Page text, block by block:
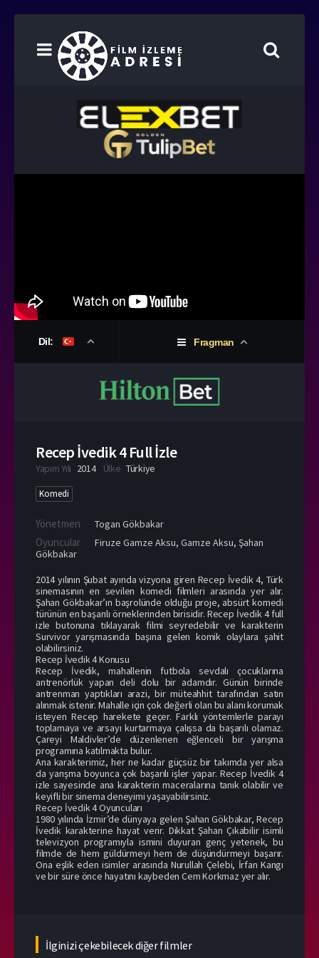
Dil: Fragman
Recep İvedik 4 Full İzle
Yapım Yılı 2014 Ülke Türkiye
Komedi
Yönetmen Togan Gökbakar
Oyuncular Firuze Gamze Aksu, Gamze Aksu, Şahan
Gökbakar
2014 yılının Şubat ayında vizyona giren Recep İvedik 4, Türk
sinemasının en sevilen komedi filmleri arasında yer alır.
Şahan Gökbakar’ın başrolünde olduğu proje, absürt komedi
türünün en başarılı örneklerinden birisidir. Recep İvedik 4 full
izle butonuna tıklayarak filmi seyredebilir ve karakterin
Survivor yarışmasında başına gelen komik olaylara şahit
olabilirsiniz.
Recep İvedik 4 Konusu
Recep İvedik, mahallenin futbola sevdalı çocuklarına
antrenörlük yapan deli dolu bir adamdır. Günün birinde
antrenman yaptıkları arazi, bir müteahhit tarafından satın
alınmak istenir. Mahalle için çok değerli olan bu alanı korumak
isteyen Recep harekete geçer. Farklı yöntemlerle parayı
toplamaya ve arsayı kurtarmaya çalışsa da başarılı olamaz.
Çareyi Maldivler’de düzenlenen eğlenceli bir yarışma
programına katılmakta bulur.
Ana karakterimiz, her ne kadar güçsüz bir takımda yer alsa
da yarışma boyunca çok başarılı işler yapar. Recep İvedik 4
izle sayesinde ana karakterin maceralarına tanık olabilir ve
keyifli bir sinema deneyimi yaşayabilirsiniz.
Recep İvedik 4 Oyuncuları
1980 yılında İzmir’de dünyaya gelen Şahan Gökbakar, Recep
İvedik karakterine hayat verir. Dikkat Şahan Çıkabilir isimli
televizyon programıyla ismini duyuran genç yetenek, bu
filmde de hem güldürmeyi hem de düşündürmeyi başarır.
Ona eşlik eden isimler arasında Nurullah Çelebi, İrfan Kangı
ve bir süre önce hayatını kaybeden Cem Korkmaz yer alır.
İlginizi çekebilecek diğer filmler